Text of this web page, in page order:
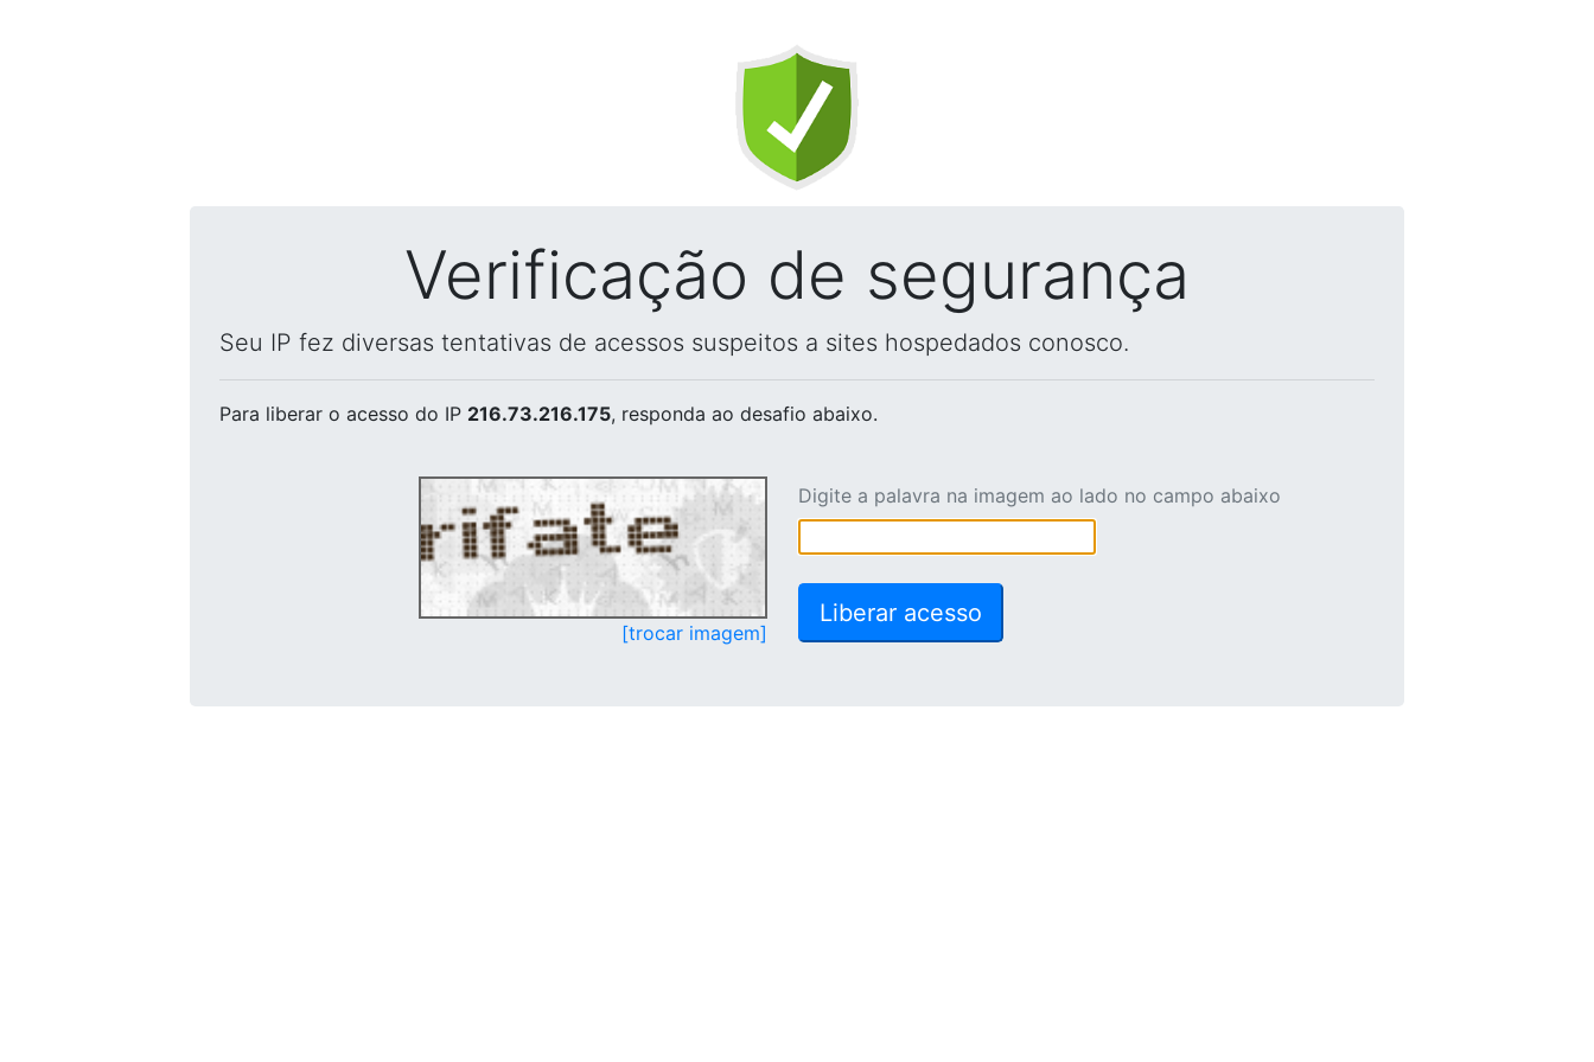
Verificação de segurança
Seu IP fez diversas tentativas de acessos suspeitos a sites hospedados conosco.
Para liberar o acesso do IP 216.73.216.175, responda ao desafio abaixo.
[trocar imagem]
Digite a palavra na imagem ao lado no campo abaixo